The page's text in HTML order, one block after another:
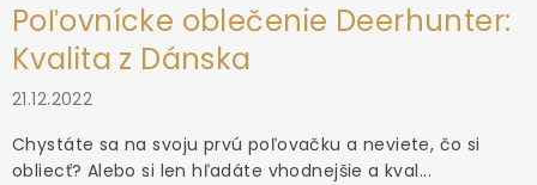
Poľovnícke oblečenie Deerhunter:
Kvalita z Dánska
21.12.2022
Chystáte sa na svoju prvú poľovačku a neviete, čo si
obliecť? Alebo si len hľadáte vhodnejšie a kval...